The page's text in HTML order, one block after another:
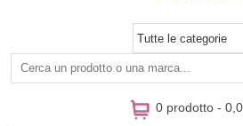
0 prodotto -